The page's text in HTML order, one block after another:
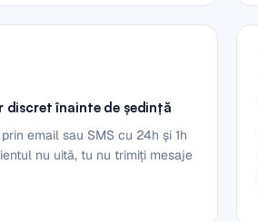
discret înainte de ședință
email sau SMS cu 24h și 1h
nu uită, tu nu trimiți mesaje